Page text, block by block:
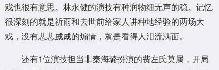
戏也很有意思。林永健的演技有种润物细无声的稳。记忆
很深刻的就是祈雨和去世前给家人讲种地经验的两场大
戏，没有悲悲戚戚的煽情，就是看得人泪流满面。
还有1位演技担当非秦海璐扮演的费左氏莫属，开局